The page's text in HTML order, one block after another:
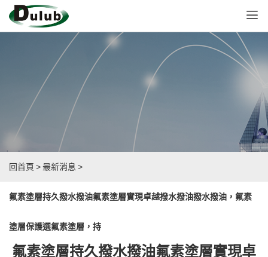
回首頁 >最新消息 >
氟素塗層持久撥水撥油氟素塗層實現卓越撥水撥油撥水撥油，氟素
塗層保護選氟素塗層，持
氟素塗層持久撥水撥油氟素塗層實現卓